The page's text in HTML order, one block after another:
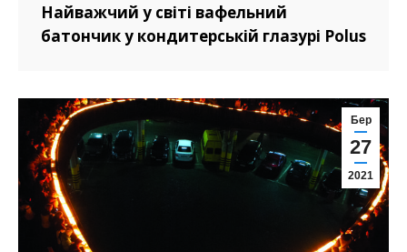
Найважчий у світі вафельний
батончик у кондитерській глазурі Polus
Бер
27
2021